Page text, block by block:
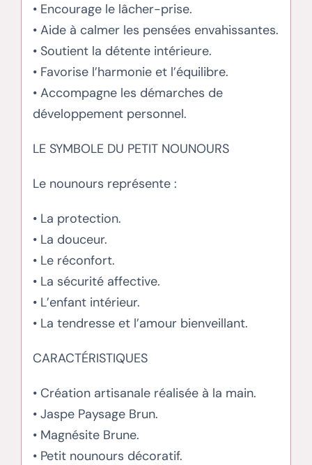
• Encourage le lâcher-prise.
• Aide à calmer les pensées envahissantes.
• Soutient la détente intérieure.
• Favorise l’harmonie et l’équilibre.
• Accompagne les démarches de
développement personnel.
LE SYMBOLE DU PETIT NOUNOURS
Le nounours représente :
• La protection.
• La douceur.
• Le réconfort.
• La sécurité affective.
• L’enfant intérieur.
• La tendresse et l’amour bienveillant.
CARACTÉRISTIQUES
• Création artisanale réalisée à la main.
• Jaspe Paysage Brun.
• Magnésite Brune.
• Petit nounours décoratif.